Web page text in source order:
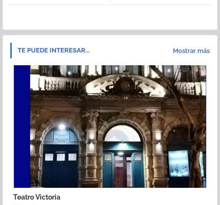
TE PUEDE INTERESAR... Mostrar más
Teatro Victoria